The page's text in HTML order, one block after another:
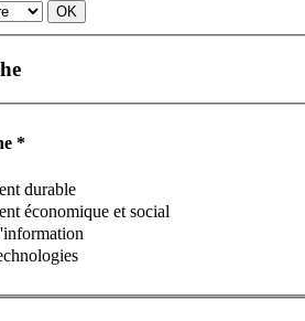
*
durable
économique et social